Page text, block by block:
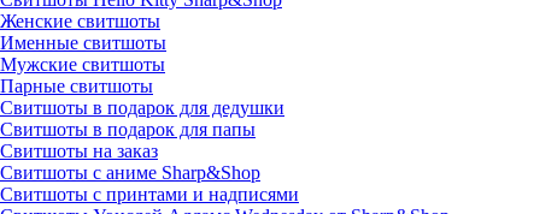
Женские свитшоты
Именные свитшоты
Мужские свитшоты
Парные свитшоты
Свитшоты в подарок для дедушки
Свитшоты в подарок для папы
Свитшоты на заказ
Свитшоты с аниме Sharp&Shop
Свитшоты с принтами и надписями